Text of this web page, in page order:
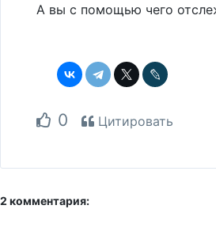
А вы с помощью чего
0 Цитировать
2 комментария: